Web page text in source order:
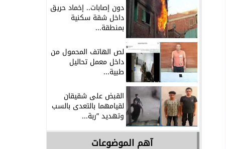
دون إصابات.. إخماد حريق
داخل شقة سكنية
بمنطقة...
لص الهاتف المحمول من
داخل معمل تحاليل
طبية...
القبض على شقيقان
لقيامهما بالتعدى بالسب
وتهديد ”ربة...
آهم الموضوعات